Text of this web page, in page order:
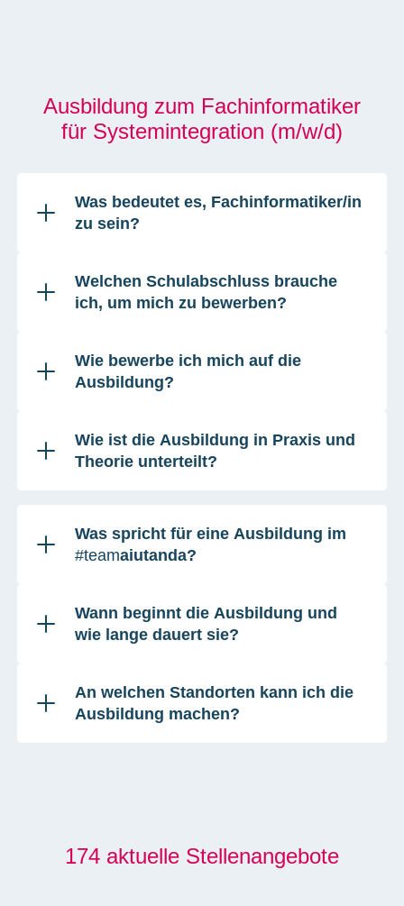
Ausbildung zum Fachinformatiker
für Systemintegration (m/w/d)
Was bedeutet es, Fachinformatiker/in
zu sein?
Welchen Schulabschluss brauche
ich, um mich zu bewerben?
Wie bewerbe ich mich auf die
Ausbildung?
Wie ist die Ausbildung in Praxis und
Theorie unterteilt?
Was spricht für eine Ausbildung im
#teamaiutanda?
Wann beginnt die Ausbildung und
wie lange dauert sie?
An welchen Standorten kann ich die
Ausbildung machen?
174 aktuelle Stellenangebote